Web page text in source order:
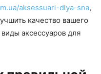
aksessuari-dlya-sna,
качество вашего
аксессуаров для